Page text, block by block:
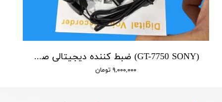
(GT-7750 SONY) ضبط کننده دیجیتالی صدا سونی - 16 گیگابایت - سنسور هوشمند صدا
۹,۰۰۰,۰۰۰ تومان